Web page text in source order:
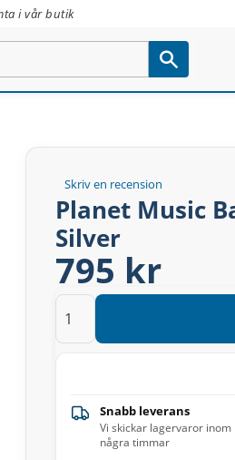
i vår butik
Skriv en recension
Planet Music
Silver
795 kr
Snabb leverans
Vi skickar lagervaror inom
några timmar